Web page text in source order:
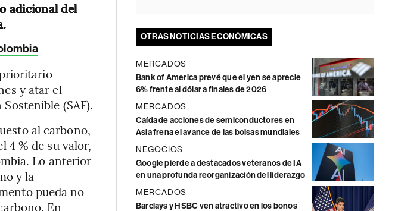
adicional del
y atar el
(SAF).
al carbono,
4 % de su valor,
Lo anterior
y la
pueda no
En
OTRAS NOTICIAS ECONÓMICAS
MERCADOS
Bank of America prevé que el yen se aprecie
6% frente al dólar a finales de 2026
MERCADOS
Caída de acciones de semiconductores en
Asia frena el avance de las bolsas mundiales
NEGOCIOS
Google pierde a destacados veteranos de IA
en una profunda reorganización del liderazgo
MERCADOS
Barclays y HSBC ven atractivo en los bonos